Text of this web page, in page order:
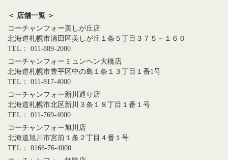
＜ 店舗一覧 ＞
コーチャンフォー美しが丘店
北海道札幌市清田区美しが丘１条５丁目３７５－１６０
TEL： 011-889-2000
コーチャンフォーミュンヘン大橋店
北海道札幌市豊平区中の島１条１３丁目１番1号
TEL： 011-817-4000
コーチャンフォー新川通り店
北海道札幌市北区新川３条１８丁目１番１号
TEL： 011-769-4000
コーチャンフォー旭川店
北海道旭川市宮前１条２丁目４番１号
TEL： 0166-76-4000